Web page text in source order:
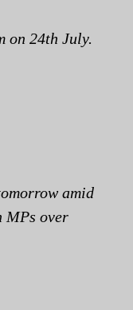
on 24th July.
amid
MPs over